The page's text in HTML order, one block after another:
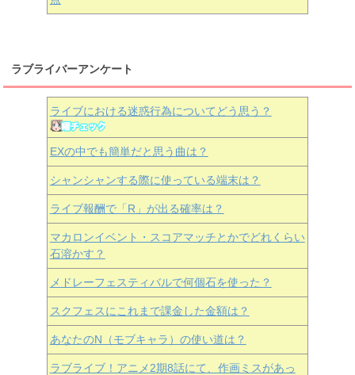
ラブライバーアンケート
ライブにおける迷惑行為についてどう思う？
EXの中でも簡単だと思う曲は？
シャンシャンする際に使っている端末は？
ライブ報酬で「R」が出る確率は？
マカロンイベント・スコアマッチとかでどれくらい
石溶かす？
メドレーフェスティバルで何個石を使った？
スクフェスにこれまで課金した金額は？
あなたのN（モブキャラ）の使い道は？
ラブライブ！アニメ2期8話にて、作画ミスがあっ